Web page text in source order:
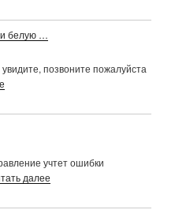
белую …
позвоните пожалуйста
учтет ошибки
далее